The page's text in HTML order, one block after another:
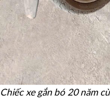
Chiếc xe gắn bó 20 năm